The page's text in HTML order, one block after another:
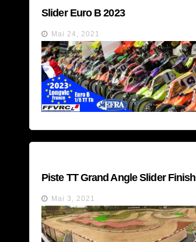
Slider Euro B 2023
Mai 24, 2021
Piste TT Grand Angle Slider Finish
Mai 3, 2021